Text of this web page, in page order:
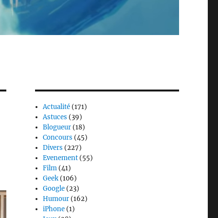
Actualité (171)
Astuces (39)
Blogueur (18)
Concours (45)
Divers (227)
Evenement (55)
Film (41)
Geek (106)
Google (23)
Humour (162)
iPhone (1)